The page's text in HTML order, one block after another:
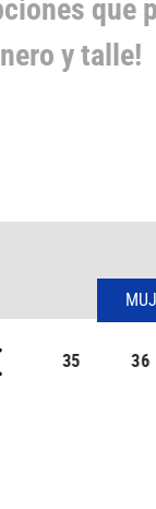
que
y talle!
35 36